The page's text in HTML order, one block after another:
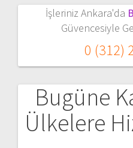
İşleriniz Ankara'da
Güvencesiyle
0 (312)
Bugüne
Ülkelere